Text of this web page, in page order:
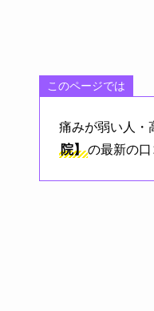
このページでは
痛みが弱い人・
院】の最新の